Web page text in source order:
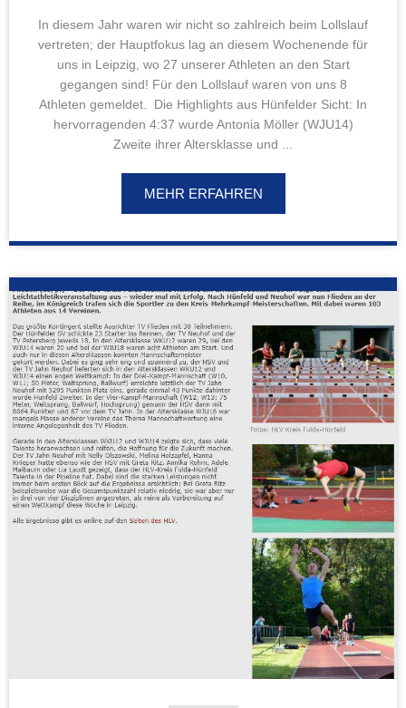
In diesem Jahr waren wir nicht so zahlreich beim Lollslauf
vertreten; der Hauptfokus lag an diesem Wochenende für
uns in Leipzig, wo 27 unserer Athleten an den Start
gegangen sind! Für den Lollslauf waren von uns 8
Athleten gemeldet. Die Highlights aus Hünfelder Sicht: In
hervorragenden 4:37 wurde Antonia Möller (WJU14)
Zweite ihrer Altersklasse und ...
MEHR ERFAHREN